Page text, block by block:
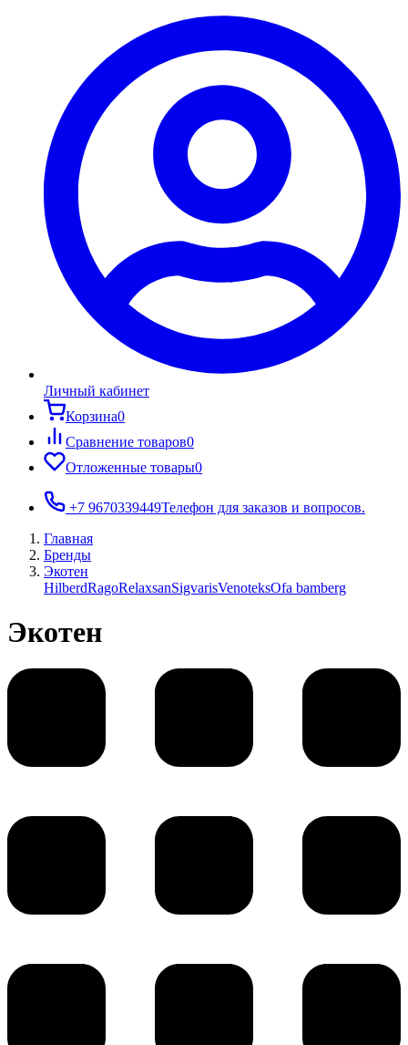
Личный кабинет
Корзина0
Сравнение товаров0
Отложенные товары0
+7 9670339449Телефон для заказов и вопросов.
Главная
Бренды
Экотен
HilberdRagoRelaxsanSigvarisVenoteksOfa bamberg
Экотен